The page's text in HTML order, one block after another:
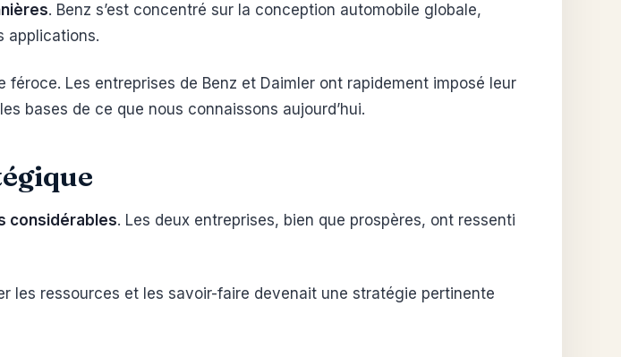
. Benz s’est concentré sur la conception automobile globale,
applications.
Les entreprises de Benz et Daimler ont rapidement imposé leur
bases de ce que nous connaissons aujourd’hui.
considérables. Les deux entreprises, bien que prospères, ont ressenti
les ressources et les savoir-faire devenait une stratégie pertinente